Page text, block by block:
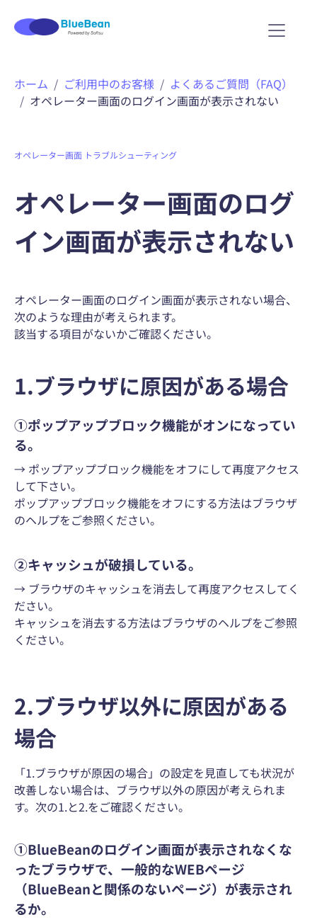
ホーム ご利用中のお客様
よくあるご質問（FAQ）
オペレーター画面のログイン画面が表示されない
オペレーター画面 トラブルシューティング
オペレーター画面のログ
イン画面が表示されない
オペレーター画面のログイン画面が表示されない場合、
次のような理由が考えられます。
該当する項目がないかご確認ください。
1.ブラウザに原因がある場合
①ポップアップブロック機能がオンになってい
る。
→ ポップアップブロック機能をオフにして再度アクセス
して下さい。
ポップアップブロック機能をオフにする方法はブラウザ
のヘルプをご参照ください。
②キャッシュが破損している。
→ ブラウザのキャッシュを消去して再度アクセスしてく
ださい。
キャッシュを消去する方法はブラウザのヘルプをご参照
ください。
2.ブラウザ以外に原因がある
場合
「1.ブラウザが原因の場合」の設定を見直しても状況が
改善しない場合は、ブラウザ以外の原因が考えられま
す。次の1.と2.をご確認ください。
①BlueBeanのログイン画面が表示されなくな
ったブラウザで、一般的なWEBページ
（BlueBeanと関係のないページ）が表示され
るか。